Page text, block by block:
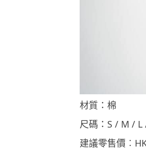
材質：棉
尺碼：S / M / L
建議零售價